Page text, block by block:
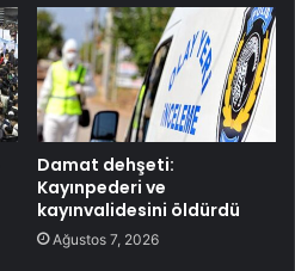
Damat dehşeti:
Kayınpederi ve
kayınvalidesini öldürdü
Ağustos 7, 2026